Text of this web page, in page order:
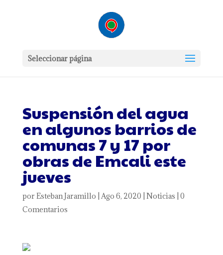
Seleccionar página
Suspensión del agua
en algunos barrios de
comunas 7 y 17 por
obras de Emcali este
jueves
por Esteban Jaramillo Ago 6, 2020 Noticias 0
Comentarios